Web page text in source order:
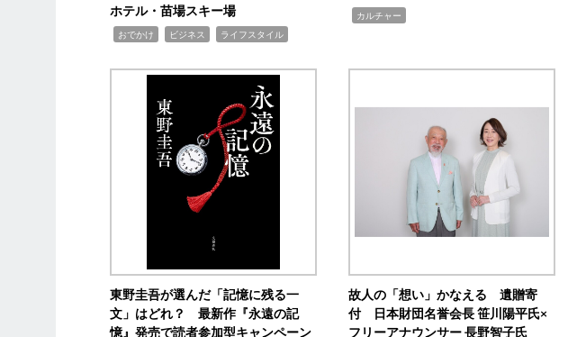
ホテル・苗場スキー場
おでかけ ビジネス ライフスタイル
カルチャー
東野圭吾が選んだ「記憶に残る一
文」はどれ？ 最新作『永遠の記
憶』発売で読者参加型キャンペーン
故人の「想い」かなえる 遺贈寄
付 日本財団名誉会長 笹川陽平氏×
フリーアナウンサー 長野智子氏